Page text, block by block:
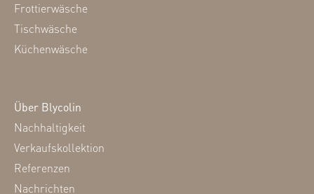
Frottierwäsche
Tischwäsche
Küchenwäsche
Über Blycolin
Nachhaltigkeit
Verkaufskollektion
Referenzen
Nachrichten